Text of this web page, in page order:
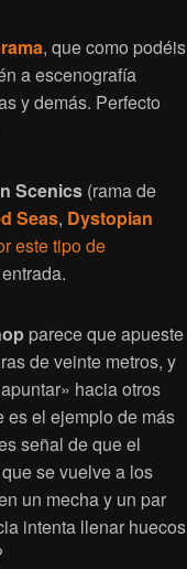
, que como podéis
a escenografía
y demás. Perfecto
Scenics (rama de
Seas, Dystopian
este tipo de
parece que apueste
de veinte metros, y
hacia otros
es el ejemplo de más
señal de que el
se vuelve a los
un mecha y un par
intenta llenar huecos